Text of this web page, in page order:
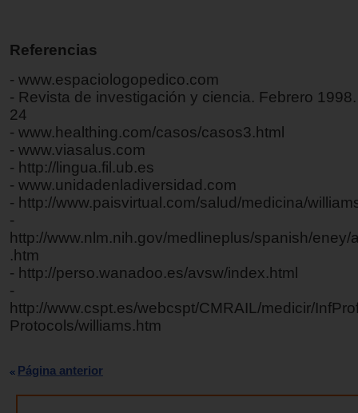
Referencias
- www.espaciologopedico.com
- Revista de investigación y ciencia. Febrero
24
- www.healthing.com/casos/casos3.html
- www.viasalus.com
- http://lingua.fil.ub.es
- www.unidadenladiversidad.com
- http://www.paisvirtual.com/salud/medicina/
-
http://www.nlm.nih.gov/medlineplus/spanish/eney/
.htm
- http://perso.wanadoo.es/avsw/index.html
-
http://www.cspt.es/webcspt/CMRAIL/medicir/
Protocols/williams.htm
Página anterior